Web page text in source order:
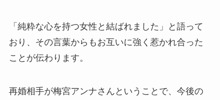
「純粋な心を持つ女性と結ばれました」と語って
おり、その言葉からもお互いに強く惹かれ合った
ことが伝わります。
再婚相手が梅宮アンナさんということで、今後の